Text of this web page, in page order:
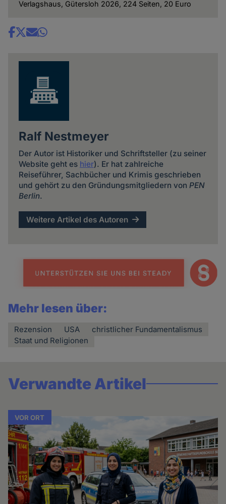
Verlagshaus, Gütersloh 2026, 224 Seiten, 20 Euro
Share
Ralf Nestmeyer
Der Autor ist Historiker und Schriftsteller (zu seiner
Website geht es hier). Er hat zahlreiche
Reiseführer, Sachbücher und Krimis geschrieben
und gehört zu den Gründungsmitgliedern von PEN
Berlin.
Weitere Artikel des Autoren
Mehr lesen über:
Rezension USA
christlicher Fundamentalismus
Staat und Religionen
Verwandte Artikel
VOR ORT